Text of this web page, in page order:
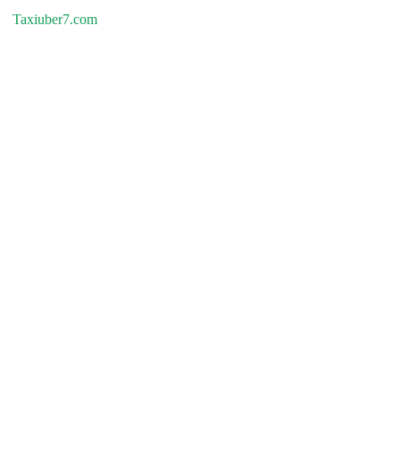
Taxiuber7.com